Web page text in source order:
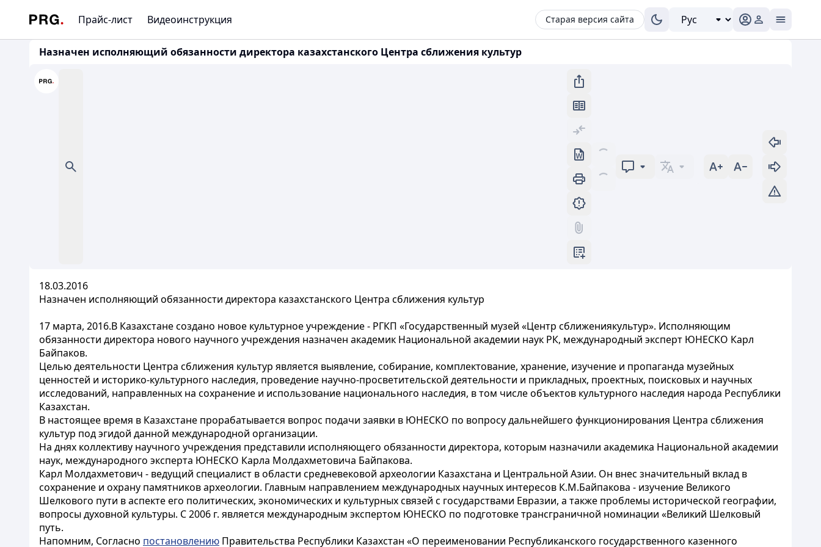
Прайс-лист Видеоинструкция Старая версия сайта
Назначен исполняющий обязанности директора казахстанского Центра сближения культур
18.03.2016
Назначен исполняющий обязанности директора казахстанского Центра сближения культур
17 марта, 2016.В Казахстане создано новое культурное учреждение - РГКП «Государственный музей «Центр сближениякультур». Исполняющим
обязанности директора нового научного учреждения назначен академик Национальной академии наук РК, международный эксперт ЮНЕСКО Карл
Байпаков.
Целью деятельности Центра сближения культур является выявление, собирание, комплектование, хранение, изучение и пропаганда музейных
ценностей и историко-культурного наследия, проведение научно-просветительской деятельности и прикладных, проектных, поисковых и научных
исследований, направленных на сохранение и использование национального наследия, в том числе объектов культурного наследия народа Республики
Казахстан.
В настоящее время в Казахстане прорабатывается вопрос подачи заявки в ЮНЕСКО по вопросу дальнейшего функционирования Центра сближения
культур под эгидой данной международной организации.
На днях коллективу научного учреждения представили исполняющего обязанности директора, которым назначили академика Национальной академии
наук, международного эксперта ЮНЕСКО Карла Молдахметовича Байпакова.
Карл Молдахметович - ведущий специалист в области средневековой археологии Казахстана и Центральной Азии. Он внес значительный вклад в
сохранение и охрану памятников археологии. Главным направлением международных научных интересов К.М.Байпакова - изучение Великого
Шелкового пути в аспекте его политических, экономических и культурных связей с государствами Евразии, а также проблемы исторической географии,
вопросы духовной культуры. С 2006 г. является международным экспертом ЮНЕСКО по подготовке трансграничной номинации «Великий Шелковый
путь.
Напомним, Согласно постановлению Правительства Республики Казахстан «О переименовании Республиканского государственного казенного